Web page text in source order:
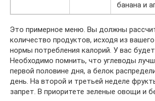
банана и
Это примерное меню. Вы должны
количество продуктов, исходя из
нормы потребления калорий. У вас
Необходимо помнить, что углеводы
первой половине дня, а белок
день. На второй и третьей неделе
запрет. В приоритете зеленые овощи и